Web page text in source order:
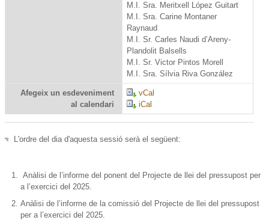
M.I. Sra. Meritxell López Guitart
M.I. Sra. Carine Montaner
Raynaud
M.I. Sr. Carles Naudi d’Areny-
Plandolit Balsells
M.I. Sr. Victor Pintos Morell
M.I. Sra. Sílvia Riva González
Afegeix un esdeveniment
al calendari
vCal
iCal
L'ordre del dia d'aquesta sessió serà el següent:
Anàlisi de l’informe del ponent del Projecte de llei del pressupost per
a l’exercici del 2025.
Anàlisi de l’informe de la comissió del Projecte de llei del pressupost
per a l’exercici del 2025.